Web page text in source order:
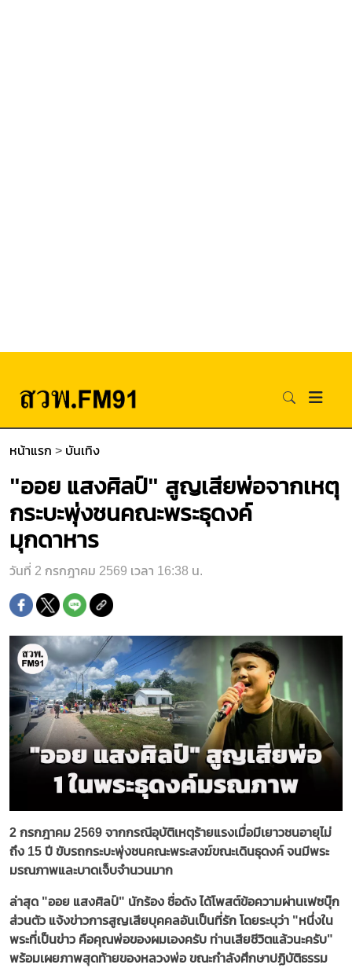
หน้าแรก > บันเทิง
"ออย แสงศิลป์" สูญเสียพ่อจากเหตุ
กระบะพุ่งชนคณะพระธุดงค์
มุกดาหาร
วันที่ 2 กรกฎาคม 2569 เวลา 16:38 น.
2 กรกฎาคม 2569 จากกรณีอุบัติเหตุร้ายแรงเมื่อมีเยาวชนอายุไม่
ถึง 15 ปี ขับรถกระบะพุ่งชนคณะพระสงฆ์ขณะเดินธุดงค์ จนมีพระ
มรณภาพและบาดเจ็บจำนวนมาก
ล่าสุด "ออย แสงศิลป์" นักร้อง ชื่อดัง ได้โพสต์ข้อความผ่านเฟซบุ๊ก
ส่วนตัว แจ้งข่าวการสูญเสียบุคคลอันเป็นที่รัก โดยระบุว่า "หนึ่งใน
พระที่เป็นข่าว คือคุณพ่อของผมเองครับ ท่านเสียชีวิตแล้วนะครับ"
พร้อมเผยภาพสุดท้ายของหลวงพ่อ ขณะกำลังศึกษาปฏิบัติธรรม